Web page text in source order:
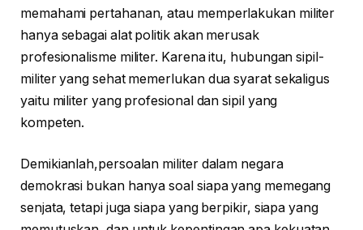
memahami pertahanan, atau memperlakukan militer
hanya sebagai alat politik akan merusak
profesionalisme militer. Karena itu, hubungan sipil-
militer yang sehat memerlukan dua syarat sekaligus
yaitu militer yang profesional dan sipil yang
kompeten.
Demikianlah,persoalan militer dalam negara
demokrasi bukan hanya soal siapa yang memegang
senjata, tetapi juga siapa yang berpikir, siapa yang